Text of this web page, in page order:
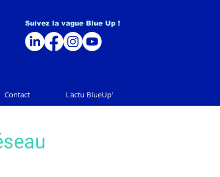
Suivez la vague Blue Up !
Contact L'actu BlueUp'